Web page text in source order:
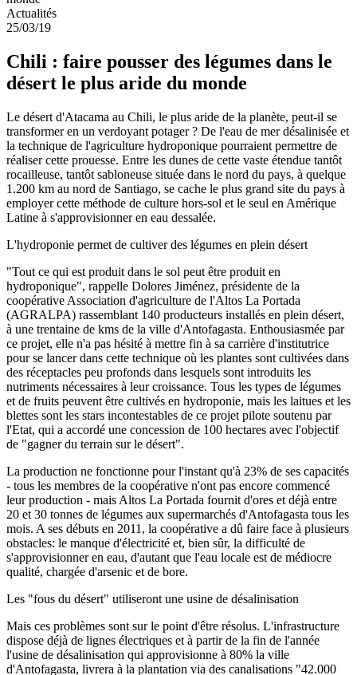
Actualités
25/03/19
Chili : faire pousser des légumes dans le
désert le plus aride du monde
Le désert d'Atacama au Chili, le plus aride de la planète, peut-il se
transformer en un verdoyant potager ? De l'eau de mer désalinisée et
la technique de l'agriculture hydroponique pourraient permettre de
réaliser cette prouesse. Entre les dunes de cette vaste étendue tantôt
rocailleuse, tantôt sabloneuse située dans le nord du pays, à quelque
1.200 km au nord de Santiago, se cache le plus grand site du pays à
employer cette méthode de culture hors-sol et le seul en Amérique
Latine à s'approvisionner en eau dessalée.
L'hydroponie permet de cultiver des légumes en plein désert
"Tout ce qui est produit dans le sol peut être produit en
hydroponique", rappelle Dolores Jiménez, présidente de la
coopérative Association d'agriculture de l'Altos La Portada
(AGRALPA) rassemblant 140 producteurs installés en plein désert,
à une trentaine de kms de la ville d'Antofagasta. Enthousiasmée par
ce projet, elle n'a pas hésité à mettre fin à sa carrière d'institutrice
pour se lancer dans cette technique où les plantes sont cultivées dans
des réceptacles peu profonds dans lesquels sont introduits les
nutriments nécessaires à leur croissance. Tous les types de légumes
et de fruits peuvent être cultivés en hydroponie, mais les laitues et les
blettes sont les stars incontestables de ce projet pilote soutenu par
l'Etat, qui a accordé une concession de 100 hectares avec l'objectif
de "gagner du terrain sur le désert".
La production ne fonctionne pour l'instant qu'à 23% de ses capacités
- tous les membres de la coopérative n'ont pas encore commencé
leur production - mais Altos La Portada fournit d'ores et déjà entre
20 et 30 tonnes de légumes aux supermarchés d'Antofagasta tous les
mois. A ses débuts en 2011, la coopérative a dû faire face à plusieurs
obstacles: le manque d'électricité et, bien sûr, la difficulté de
s'approvisionner en eau, d'autant que l'eau locale est de médiocre
qualité, chargée d'arsenic et de bore.
Les "fous du désert" utiliseront une usine de désalinisation
Mais ces problèmes sont sur le point d'être résolus. L'infrastructure
dispose déjà de lignes électriques et à partir de la fin de l'année
l'usine de désalinisation qui approvisionne à 80% la ville
d'Antofagasta, livrera à la plantation via des canalisations "42.000